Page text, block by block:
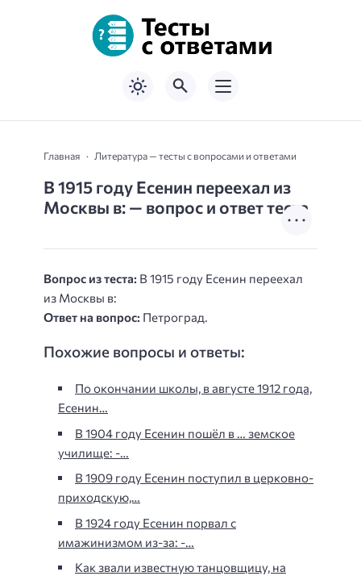
Главная Литература — тесты с вопросами и ответами
В 1915 году Есенин переехал из
Москвы в: — вопрос и ответ теста
Вопрос из теста: В 1915 году Есенин переехал
из Москвы в:
Ответ на вопрос: Петроград.
Похожие вопросы и ответы:
По окончании школы, в августе 1912 года,
Есенин…
В 1904 году Есенин пошёл в … земское
училище: -…
В 1909 году Есенин поступил в церковно-
приходскую,…
В 1924 году Есенин порвал с
имажинизмом из-за: -…
Как звали известную танцовщицу, на